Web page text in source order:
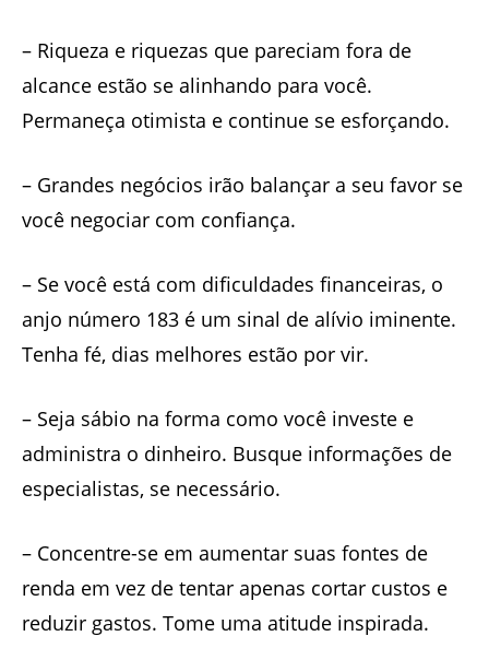
– Riqueza e riquezas que pareciam fora de
alcance estão se alinhando para você.
Permaneça otimista e continue se esforçando.
– Grandes negócios irão balançar a seu favor se
você negociar com confiança.
– Se você está com dificuldades financeiras, o
anjo número 183 é um sinal de alívio iminente.
Tenha fé, dias melhores estão por vir.
– Seja sábio na forma como você investe e
administra o dinheiro. Busque informações de
especialistas, se necessário.
– Concentre-se em aumentar suas fontes de
renda em vez de tentar apenas cortar custos e
reduzir gastos. Tome uma atitude inspirada.